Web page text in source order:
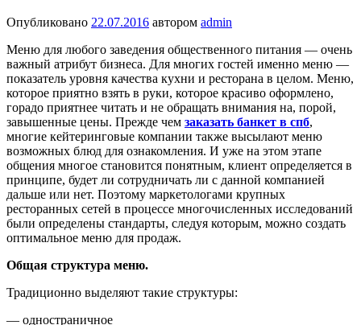
Опубликовано 22.07.2016 автором admin
Меню для любого заведения общественного питания — очень
важный атрибут бизнеса. Для многих гостей именно меню —
показатель уровня качества кухни и ресторана в целом. Меню,
которое приятно взять в руки, которое красиво оформлено,
горадо приятнее читать и не обращать внимания на, порой,
завышенные цены. Прежде чем заказать банкет в спб,
многие кейтеринговые компании также высылают меню
возможных блюд для ознакомления. И уже на этом этапе
общения многое становится понятным, клиент определяется в
принципе, будет ли сотрудничать ли с данной компанией
дальше или нет. Поэтому маркетологами крупных
ресторанных сетей в процессе многочисленных исследований
были определены стандарты, следуя которым, можно создать
оптимальное меню для продаж.
Общая структура меню.
Традиционно выделяют такие структуры:
— одностраничное